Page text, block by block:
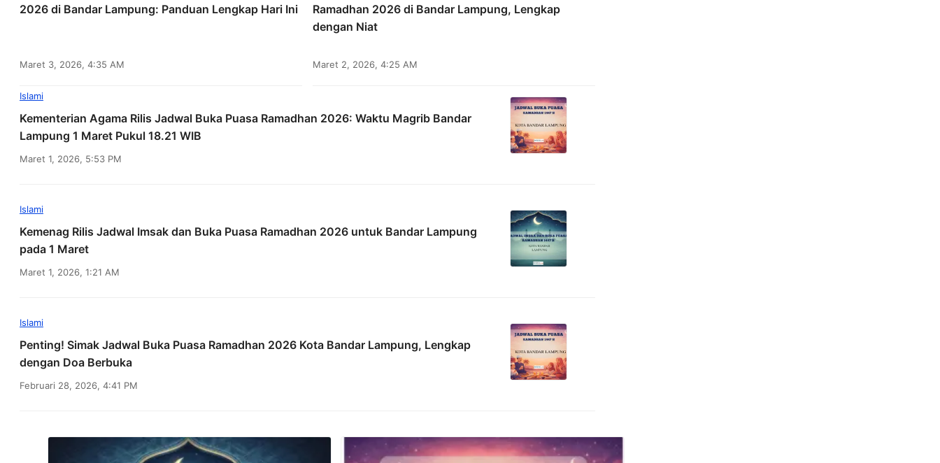
2026 di Bandar Lampung: Panduan Lengkap Hari Ini
Maret 3, 2026, 4:35 AM
Ramadhan 2026 di Bandar Lampung, Lengkap
dengan Niat
Maret 2, 2026, 4:25 AM
Islami
Kementerian Agama Rilis Jadwal Buka Puasa Ramadhan 2026: Waktu Magrib Bandar
Lampung 1 Maret Pukul 18.21 WIB
Maret 1, 2026, 5:53 PM
Islami
Kemenag Rilis Jadwal Imsak dan Buka Puasa Ramadhan 2026 untuk Bandar Lampung
pada 1 Maret
Maret 1, 2026, 1:21 AM
Islami
Penting! Simak Jadwal Buka Puasa Ramadhan 2026 Kota Bandar Lampung, Lengkap
dengan Doa Berbuka
Februari 28, 2026, 4:41 PM